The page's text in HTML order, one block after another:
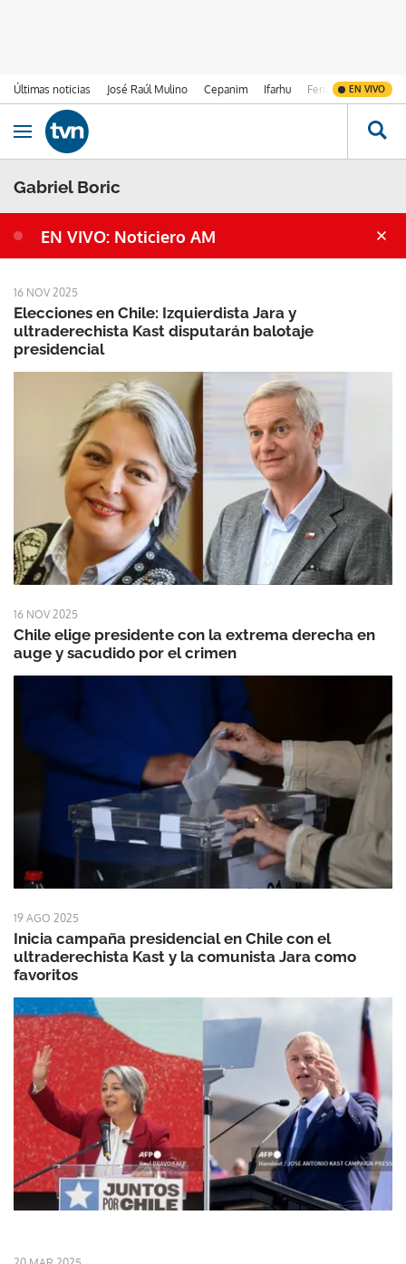
Últimas noticias José Raúl Mulino Cepanim Ifarhu Fenómeno de El
EN VIVO
Ir al contenido
Obrir navegació
Gabriel Boric
EN VIVO: Noticiero AM
16 NOV 2025
Elecciones en Chile: Izquierdista Jara y
ultraderechista Kast disputarán balotaje
presidencial
16 NOV 2025
Chile elige presidente con la extrema derecha en
auge y sacudido por el crimen
19 AGO 2025
Inicia campaña presidencial en Chile con el
ultraderechista Kast y la comunista Jara como
favoritos